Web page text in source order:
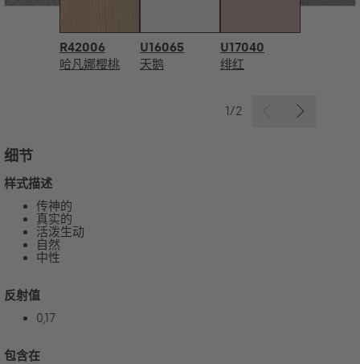
R42006
哈凡娜樱桃
U16065
天鹅
U17040
绯红
1/2
细节
样式描述
传神的
真实的
活泼生动
自然
中性
反射值
0,17
包含在